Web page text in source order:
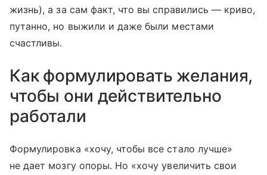
жизнь), а за сам факт, что вы справились — криво,
путанно, но выжили и даже были местами
счастливы.
Как формулировать желания,
чтобы они действительно
работали
Формулировка «хочу, чтобы все стало лучше»
не дает мозгу опоры. Но «хочу увеличить свои